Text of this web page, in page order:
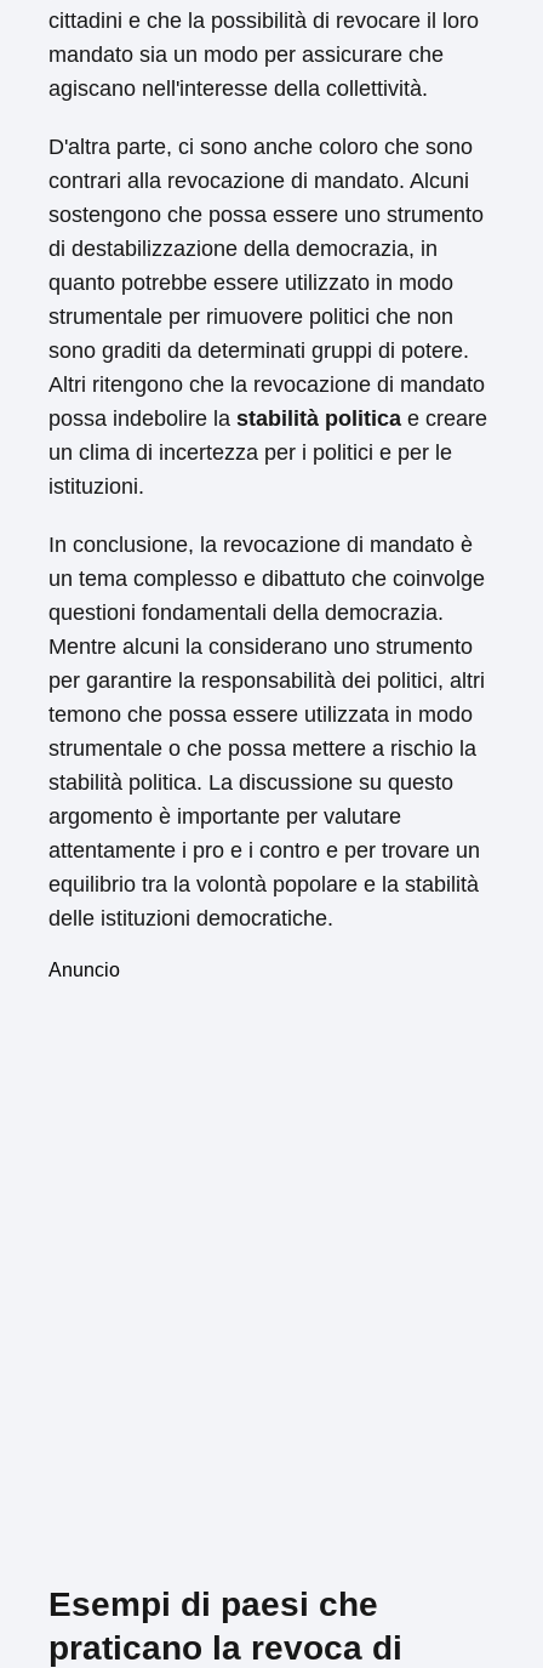
cittadini e che la possibilità di revocare il loro
mandato sia un modo per assicurare che
agiscano nell'interesse della collettività.
D'altra parte, ci sono anche coloro che sono
contrari alla revocazione di mandato. Alcuni
sostengono che possa essere uno strumento
di destabilizzazione della democrazia, in
quanto potrebbe essere utilizzato in modo
strumentale per rimuovere politici che non
sono graditi da determinati gruppi di potere.
Altri ritengono che la revocazione di mandato
possa indebolire la stabilità politica e creare
un clima di incertezza per i politici e per le
istituzioni.
In conclusione, la revocazione di mandato è
un tema complesso e dibattuto che coinvolge
questioni fondamentali della democrazia.
Mentre alcuni la considerano uno strumento
per garantire la responsabilità dei politici, altri
temono che possa essere utilizzata in modo
strumentale o che possa mettere a rischio la
stabilità politica. La discussione su questo
argomento è importante per valutare
attentamente i pro e i contro e per trovare un
equilibrio tra la volontà popolare e la stabilità
delle istituzioni democratiche.
Anuncio
Esempi di paesi che
praticano la revoca di